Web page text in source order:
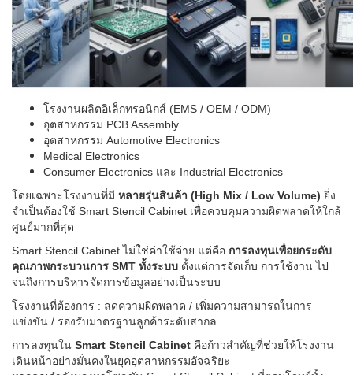
โรงงานผลิตอิเล็กทรอนิกส์ (EMS / OEM / ODM)
อุตสาหกรรม PCB Assembly
อุตสาหกรรม Automotive Electronics
Medical Electronics
Consumer Electronics และ Industrial Electronics
โดยเฉพาะโรงงานที่มี หลายรุ่นสินค้า (High Mix / Low Volume) ยิ่ง
จำเป็นต้องใช้ Smart Stencil Cabinet เพื่อควบคุมความผิดพลาดให้ใกล้
ศูนย์มากที่สุด
Smart Stencil Cabinet ไม่ใช่ค่าใช้จ่าย แต่คือ การลงทุนเพื่อยกระดับ
คุณภาพกระบวนการ SMT ทั้งระบบ ตั้งแต่การจัดเก็บ การใช้งาน ไป
จนถึงการบริหารจัดการข้อมูลอย่างเป็นระบบ
โรงงานที่ต้องการ : ลดความผิดพลาด / เพิ่มความสามารถในการ
แข่งขัน / รองรับมาตรฐานลูกค้าระดับสากล
การลงทุนใน Smart Stencil Cabinet คือก้าวสำคัญที่ช่วยให้โรงงาน
เดินหน้าอย่างมั่นคงในยุคอุตสาหกรรมอัจฉริยะ